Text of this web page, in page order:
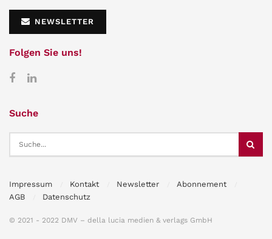
NEWSLETTER
Folgen Sie uns!
Suche
Impressum Kontakt Newsletter
Abonnement
AGB
Datenschutz
© 2021 - 2022 DMV – della lucia medien & verlags GmbH